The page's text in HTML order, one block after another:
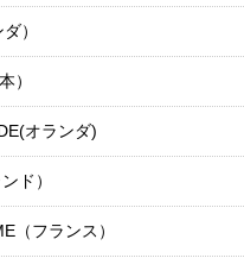
）
）
オランダ)
ド）
（フランス）